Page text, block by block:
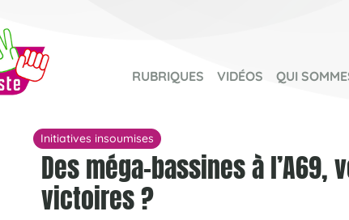
RUBRIQUES VIDÉOS QUI
Initiatives insoumises
Des méga-bassines à l’A69,
victoires ?